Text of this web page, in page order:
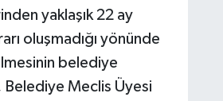
yaklaşık 22 ay
oluşmadığı yönünde
belediye
Belediye Meclis Üyesi